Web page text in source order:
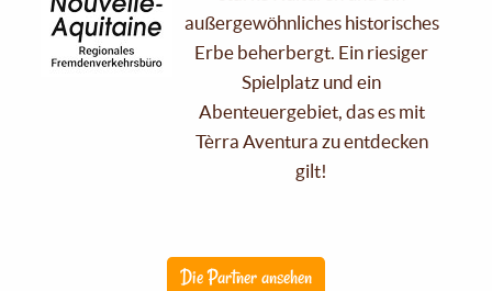
außergewöhnliches historisches
Erbe beherbergt. Ein riesiger
Spielplatz und ein
Abenteuergebiet, das es mit
Tèrra Aventura zu entdecken
gilt!
Die Partner ansehen